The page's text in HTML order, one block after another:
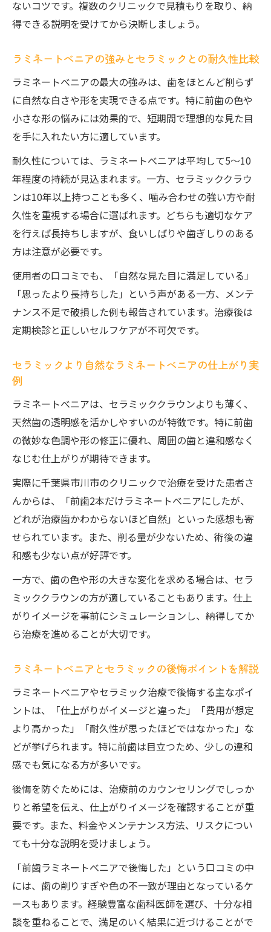
ないコツです。複数のクリニックで見積もりを取り、納
得できる説明を受けてから決断しましょう。
ラミネートべニアの強みとセラミックとの耐久性比較
ラミネートべニアの最大の強みは、歯をほとんど削らず
に自然な白さや形を実現できる点です。特に前歯の色や
小さな形の悩みには効果的で、短期間で理想的な見た目
を手に入れたい方に適しています。
耐久性については、ラミネートべニアは平均して5〜10
年程度の持続が見込まれます。一方、セラミッククラウ
ンは10年以上持つことも多く、噛み合わせの強い方や耐
久性を重視する場合に選ばれます。どちらも適切なケア
を行えば長持ちしますが、食いしばりや歯ぎしりのある
方は注意が必要です。
使用者の口コミでも、「自然な見た目に満足している」
「思ったより長持ちした」という声がある一方、メンテ
ナンス不足で破損した例も報告されています。治療後は
定期検診と正しいセルフケアが不可欠です。
セラミックより自然なラミネートべニアの仕上がり実
例
ラミネートべニアは、セラミッククラウンよりも薄く、
天然歯の透明感を活かしやすいのが特徴です。特に前歯
の微妙な色調や形の修正に優れ、周囲の歯と違和感なく
なじむ仕上がりが期待できます。
実際に千葉県市川市のクリニックで治療を受けた患者さ
んからは、「前歯2本だけラミネートべニアにしたが、
どれが治療歯かわからないほど自然」といった感想も寄
せられています。また、削る量が少ないため、術後の違
和感も少ない点が好評です。
一方で、歯の色や形の大きな変化を求める場合は、セラ
ミッククラウンの方が適していることもあります。仕上
がりイメージを事前にシミュレーションし、納得してか
ら治療を進めることが大切です。
ラミネートべニアとセラミックの後悔ポイントを解説
ラミネートべニアやセラミック治療で後悔する主なポイ
ントは、「仕上がりがイメージと違った」「費用が想定
より高かった」「耐久性が思ったほどではなかった」な
どが挙げられます。特に前歯は目立つため、少しの違和
感でも気になる方が多いです。
後悔を防ぐためには、治療前のカウンセリングでしっか
りと希望を伝え、仕上がりイメージを確認することが重
要です。また、料金やメンテナンス方法、リスクについ
ても十分な説明を受けましょう。
「前歯ラミネートべニアで後悔した」という口コミの中
には、歯の削りすぎや色の不一致が理由となっているケ
ースもあります。経験豊富な歯科医師を選び、十分な相
談を重ねることで、満足のいく結果に近づけることがで